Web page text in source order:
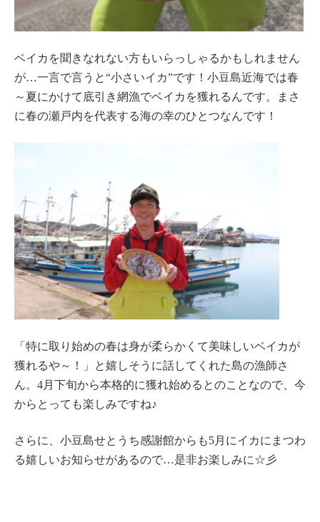
ベイカを聞きなれない方もいらっしゃるかもしれません
が…一言で言うと“小さいイカ”です！小豆島近海では春
～夏にかけて底引き網漁でベイカを獲れるんです。まさ
に春の瀬戸内を代表する海の幸のひとつなんです！
「特に取り始めの春は身が柔らかくて美味しいベイカが
獲れるや～！」と嬉しそうに話してくれた島の漁師さ
ん。4月下旬から本格的に獲れ始めるとのことなので、今
からとっても楽しみですね♪
さらに、小豆島せとうち感謝館からも5月にイカにまつわ
る嬉しいお知らせがあるので…是非お楽しみに☆彡